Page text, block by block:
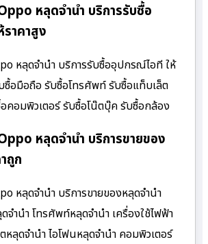
หลุดจำนำ บริการรับซื้อ
าคาสูง
หลุดจำนำ บริการรับซื้ออุปกรณ์ไอที ให้
ซื้อมือถือ รับซื้อโทรศัพท์ รับซื้อแท็บเล็ต
คอมพิวเตอร์ รับซื้อโน๊ตบุ๊ค รับซื้อกล้อง
หลุดจำนำ บริการขายของ
ถูก
หลุดจำนำ บริการขายของหลุดจำนำ
จำนำ โทรศัพท์หลุดจำนำ เครื่องใช้ไฟฟ้า
หลุดจำนำ ไอโฟนหลุดจำนำ คอมพิวเตอร์